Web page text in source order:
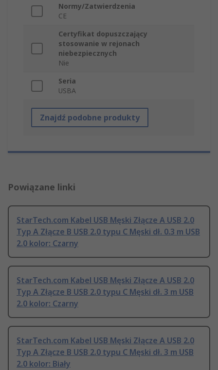
Normy/Zatwierdzenia
CE
Certyfikat dopuszczający
stosowanie w rejonach
niebezpiecznych
Nie
Seria
USBA
Znajdź podobne produkty
Powiązane linki
StarTech.com Kabel USB Męski Złącze A USB 2.0
Typ A Złącze B USB 2.0 typu C Męski dł. 0.3 m USB
2.0 kolor: Czarny
StarTech.com Kabel USB Męski Złącze A USB 2.0
Typ A Złącze B USB 2.0 typu C Męski dł. 3 m USB
2.0 kolor: Czarny
StarTech.com Kabel USB Męski Złącze A USB 2.0
Typ A Złącze B USB 2.0 typu C Męski dł. 3 m USB
2.0 kolor: Biały